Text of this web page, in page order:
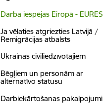
Darba iespējas Eiropā - EURES
Ja vēlaties atgriezties Latvijā /
Remigrācijas atbalsts
Ukrainas civiliedzīvotājiem
Bēgļiem un personām ar
alternatīvo statusu
Darbiekārtošanas pakalpojumi